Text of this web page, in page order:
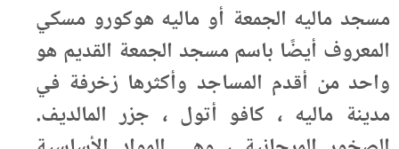
مسجد ماليه الجمعة أو ماليه هوكورو مسكي
المعروف أيضًا باسم مسجد الجمعة القديم هو
واحد من أقدم المساجد وأكثرها زخرفة في
مدينة ماليه ، كافو أتول ، جزر المالديف.